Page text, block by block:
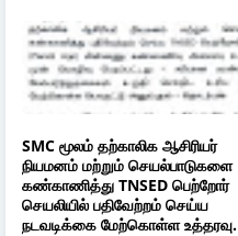
SMC மூலம் தற்காலிக ஆசிரியர்
நியமனம் மற்றும் செயல்பாடுகளை
கண்காணித்து TNSED பெற்றோர்
செயலியில் பதிவேற்றம் செய்ய
நடவடிக்கை மேற்கொள்ள உத்தரவு.